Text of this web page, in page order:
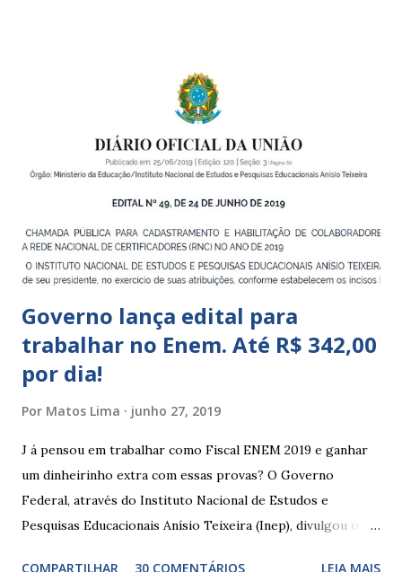
crianças de zero a 3 anos e 11 meses; – EMEIs - Escolas
Municipais de Educação Infantil, que atendem crianças de 4
a 5 anos e 11 meses; – CEMEI - Centro Municipal de
Educação Infantil, que recebe crianças de zero a 5 anos e 11
Indígena, e trabalham com cri...
Governo lança edital para
trabalhar no Enem. Até R$ 342,00
por dia!
Por Matos Lima junho 27, 2019
J á pensou em trabalhar como Fiscal ENEM 2019 e ganhar
um dinheirinho extra com essas provas? O Governo
Federal, através do Instituto Nacional de Estudos e
Pesquisas Educacionais Anísio Teixeira (Inep), divulgou o
COMPARTILHAR 30 COMENTÁRIOS LEIA MAIS